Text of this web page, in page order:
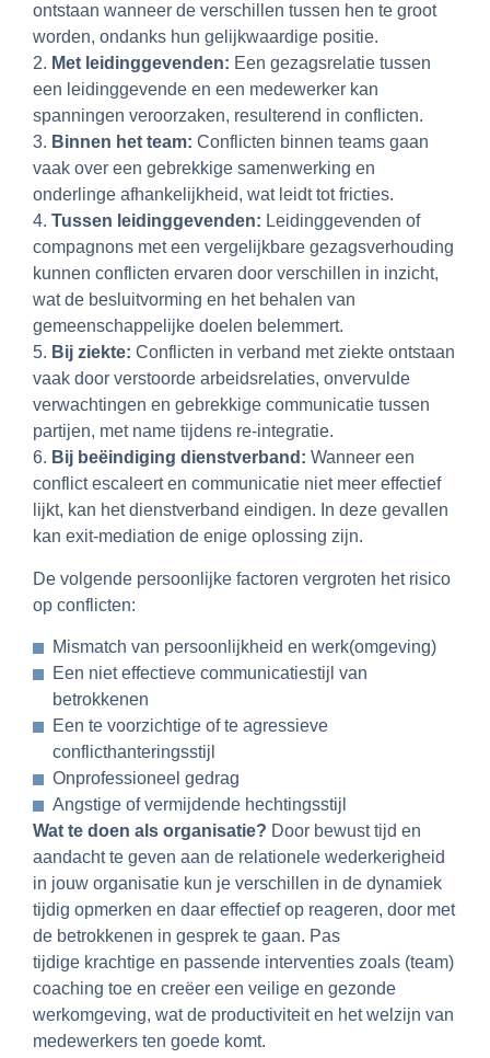
ontstaan wanneer de verschillen tussen hen te groot
worden, ondanks hun gelijkwaardige positie.
2. Met leidinggevenden: Een gezagsrelatie tussen
een leidinggevende en een medewerker kan
spanningen veroorzaken, resulterend in conflicten.
3. Binnen het team: Conflicten binnen teams gaan
vaak over een gebrekkige samenwerking en
onderlinge afhankelijkheid, wat leidt tot fricties.
4. Tussen leidinggevenden: Leidinggevenden of
compagnons met een vergelijkbare gezagsverhouding
kunnen conflicten ervaren door verschillen in inzicht,
wat de besluitvorming en het behalen van
gemeenschappelijke doelen belemmert.
5. Bij ziekte: Conflicten in verband met ziekte ontstaan
vaak door verstoorde arbeidsrelaties, onvervulde
verwachtingen en gebrekkige communicatie tussen
partijen, met name tijdens re-integratie.
6. Bij beëindiging dienstverband: Wanneer een
conflict escaleert en communicatie niet meer effectief
lijkt, kan het dienstverband eindigen. In deze gevallen
kan exit-mediation de enige oplossing zijn.
De volgende persoonlijke factoren vergroten het risico
op conflicten:
Mismatch van persoonlijkheid en werk(omgeving)
Een niet effectieve communicatiestijl van
betrokkenen
Een te voorzichtige of te agressieve
conflicthanteringsstijl
Onprofessioneel gedrag
Angstige of vermijdende hechtingsstijl
Wat te doen als organisatie? Door bewust tijd en
aandacht te geven aan de relationele wederkerigheid
in jouw organisatie kun je verschillen in de dynamiek
tijdig opmerken en daar effectief op reageren, door met
de betrokkenen in gesprek te gaan. Pas
tijdige krachtige en passende interventies zoals (team)
coaching toe en creëer een veilige en gezonde
werkomgeving, wat de productiviteit en het welzijn van
medewerkers ten goede komt.